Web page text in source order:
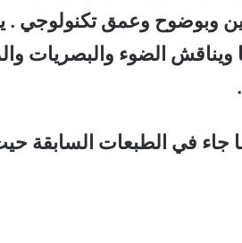
وبوضوح وعمق تكنولوجي .
ويناقش الضوء والبصريات
في الطبعات السابقة